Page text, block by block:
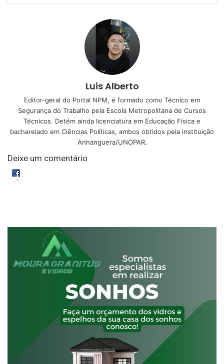
Luis Alberto
Editor-geral do Portal NPM, é formado como Técnico em
Segurança do Trabalho pela Escola Metropolitana de Cursos
Técnicos. Detém ainda licenciatura em Educação Física e
bacharelado em Ciências Políticas, ambos obtidos pela instituição
Anhanguera/UNOPAR.
Deixe um comentário